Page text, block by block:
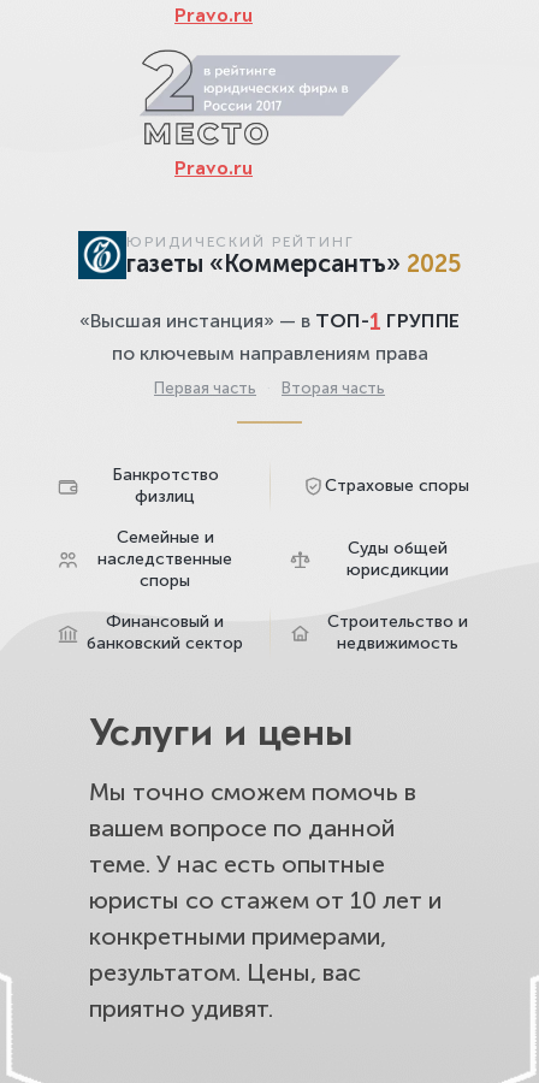
Pravo.ru
Pravo.ru
ЮРИДИЧЕСКИЙ РЕЙТИНГ
газеты «Коммерсантъ» 2025
«Высшая инстанция» — в ТОП-1 ГРУППЕ
по ключевым направлениям права
Первая часть Вторая часть
Банкротство
физлиц
Страховые споры
Семейные и
наследственные
споры
Суды общей
юрисдикции
Финансовый и
банковский сектор
Строительство и
недвижимость
Услуги и цены
Мы точно сможем помочь в
вашем вопросе по данной
теме. У нас есть опытные
юристы со стажем от 10 лет и
конкретными примерами,
результатом. Цены, вас
приятно удивят.